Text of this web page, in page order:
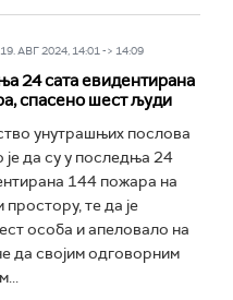
АВГ 2024, 14:01 -> 14:09
24 сата евидентирана
спасено шест људи
унутрашњих послова
да су у последња 24
144 пожара на
те да је
особа и апеловало на
да својим одговорним